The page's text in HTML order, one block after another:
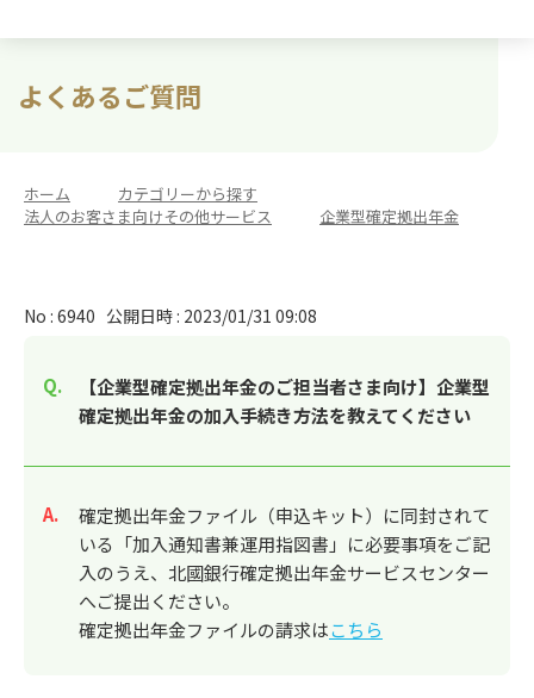
よくあるご質問
ホーム カテゴリーから探す
法人のお客さま向けその他サービス
企業型確定拠出年金
No : 6940 公開日時 : 2023/01/31 09:08
【企業型確定拠出年金のご担当者さま向け】企業型
確定拠出年金の加入手続き方法を教えてください
回答
確定拠出年金ファイル（申込キット）に同封されて
いる「加入通知書兼運用指図書」に必要事項をご記
入のうえ、北國銀行確定拠出年金サービスセンター
へご提出ください。
確定拠出年金ファイルの請求はこちら